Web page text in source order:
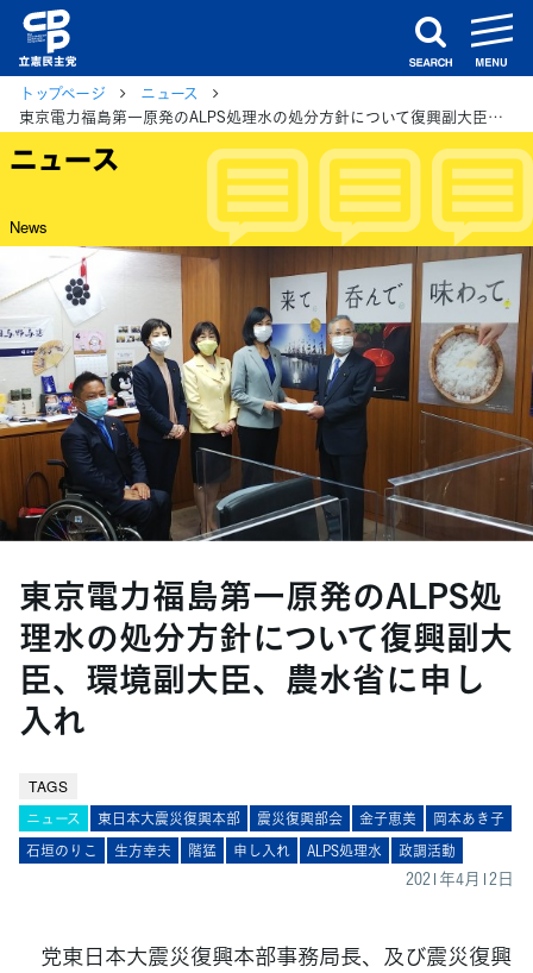
search
トップページ
ニュース
東京電力福島第一原発のALPS処理水の処分方針について復興副大臣、環境副大臣、農水省に申し入れ
ニュース
News
東京電力福島第一原発のALPS処
理水の処分方針について復興副大
臣、環境副大臣、農水省に申し
入れ
TAGS
ニュース 東日本大震災復興本部 震災復興部会 金子恵美
岡本あき子
石垣のりこ
生方幸夫 階猛 申し入れ ALPS処理水 政調活動
2021年4月12日
党東日本大震災復興本部事務局長、及び震災復興